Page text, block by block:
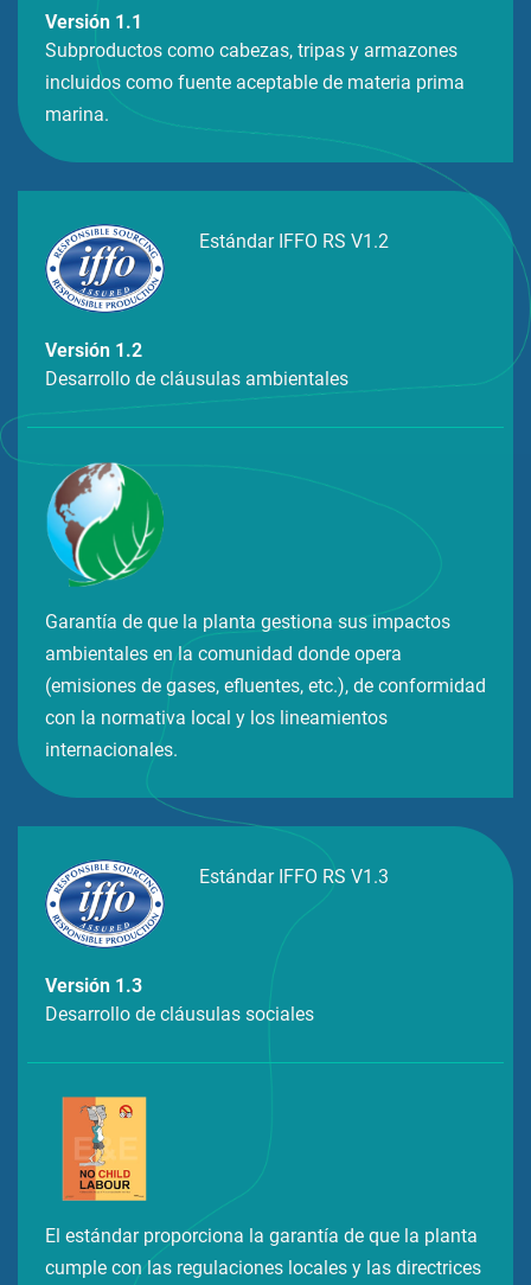
Versión 1.1
Subproductos como cabezas, tripas y armazones
incluidos como fuente aceptable de materia prima
marina.
Estándar IFFO RS V1.2
Versión 1.2
Desarrollo de cláusulas ambientales
Garantía de que la planta gestiona sus impactos
ambientales en la comunidad donde opera
(emisiones de gases, efluentes, etc.), de conformidad
con la normativa local y los lineamientos
internacionales.
Estándar IFFO RS V1.3
Versión 1.3
Desarrollo de cláusulas sociales
El estándar proporciona la garantía de que la planta
cumple con las regulaciones locales y las directrices